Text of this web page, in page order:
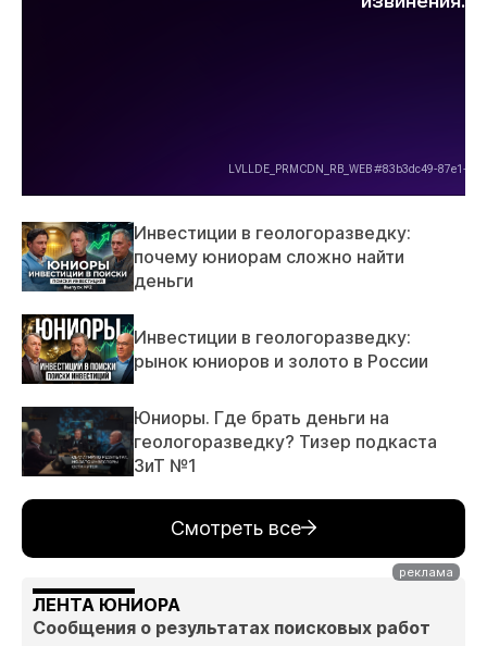
Инвестиции в геологоразведку:
почему юниорам сложно найти
деньги
Инвестиции в геологоразведку:
рынок юниоров и золото в России
Юниоры. Где брать деньги на
геологоразведку? Тизер подкаста
ЗиТ №1
Смотреть все
ЛЕНТА ЮНИОРА
Сообщения о результатах поисковых работ